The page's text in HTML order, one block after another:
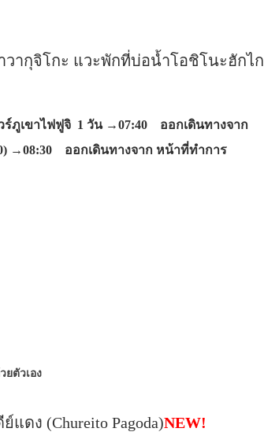
ากุจิโกะ แวะพักที่บ่อน้ำโอชิโนะฮักไก
วร์ภูเขาไฟฟูจิ 1 วัน →07:40 ออกเดินทางจาก
→08:30 ออกเดินทางจาก หน้าที่ทำการ
ยตัวเอง
แดง (Chureito Pagoda)NEW!